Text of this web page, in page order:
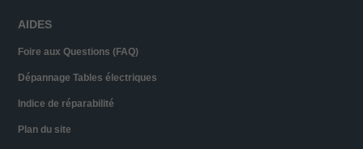
AIDES
Foire aux Questions (FAQ)
Dépannage Tables électriques
Indice de réparabilité
Plan du site